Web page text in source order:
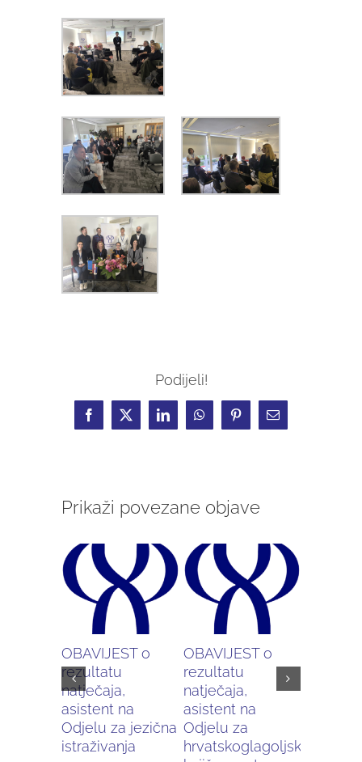
Podijeli!
Facebook
X LinkedInWhatsAppPinterestEmail:
Prikaži povezane objave
OBAVIJEST o
rezultatu
natječaja,
asistent na
Odjelu za jezična
istraživanja
OBAVIJEST o
rezultatu
natječaja,
asistent na
Odjelu za
hrvatskoglagoljsku